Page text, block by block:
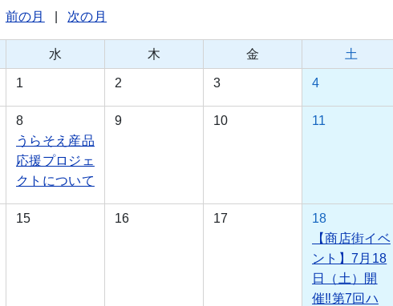
前の月 次の月
水 木 金 土
1 2 3 4
8
うらそえ産品
応援プロジェ
クトについて
9 10 11
15 16 17
18
【商店街イベ
ント】7月18
日（土）開
催‼第7回ハ